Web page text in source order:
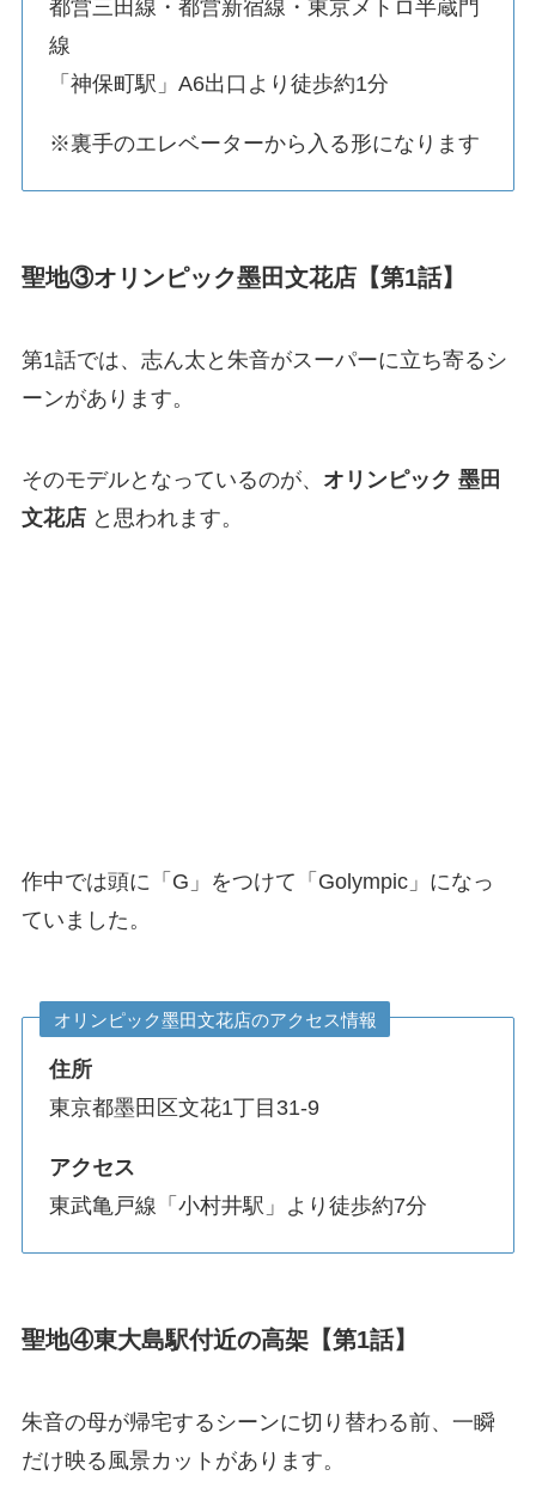
都営三田線・都営新宿線・東京メトロ半蔵門
線
「神保町駅」A6出口より徒歩約1分
※裏手のエレベーターから入る形になります
聖地③オリンピック墨田文花店【第1話】
第1話では、志ん太と朱音がスーパーに立ち寄るシ
ーンがあります。
そのモデルとなっているのが、 オリンピック 墨田
文花店と思われます。
作中では頭に「G」をつけて「Golympic」になっ
ていました。
オリンピック墨田文花店のアクセス情報
住所
東京都墨田区文花1丁目31-9
アクセス
東武亀戸線「小村井駅」より徒歩約7分
聖地④東大島駅付近の高架【第1話】
朱音の母が帰宅するシーンに切り替わる前、一瞬
だけ映る風景カットがあります。